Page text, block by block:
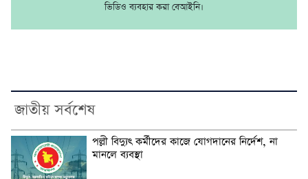
ভিডিও ব্যবহার করা বেআইনি।
জাতীয় সর্বশেষ
পল্লী বিদ্যুৎ কর্মীদের কাজে যোগদানের নির্দেশ, না
মানলে ব্যবস্থা